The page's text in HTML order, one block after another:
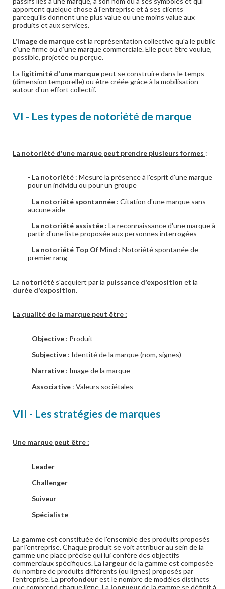
apportent quelque chose à l'entreprise et à ses clients
parcequ'ils donnent une plus value ou une moins value aux
produits et aux services.
L'image de marqueest la représentation collective qu'a le public
d'une firme ou d'une marque commerciale. Elle peut être voulue,
possible, projetée ou perçue.
La ligitimité d'une marquepeut se construire dans le temps
(dimension temporelle) ou être créée grâce à la mobilisation
autour d'un effort collectif.
VI - Les types de notoriété de marque
La notoriété d'une marque peut prendre plusieurs formes :
- La notoriété : Mesure la présence à l'esprit d'une marque
pour un individu ou pour un groupe
- La notoriété spontannée : Citation d'une marque sans
aucune aide
- La notoriété assistée : La reconnaissance d'une marque à
partir d'une liste proposée aux personnes interrogées
- La notoriété Top Of Mind : Notoriété spontanée de
premier rang
La notoriété s'acquiert par la puissance d'exposition et la
durée d'exposition.
La qualité de la marque peut être :
- Objective : Produit
- Subjective : Identité de la marque (nom, signes)
- Narrative : Image de la marque
- Associative : Valeurs sociétales
VII - Les stratégies de marques
Une marque peut être :
- Leader
- Challenger
- Suiveur
- Spécialiste
La gammeest constituée de l'ensemble des produits proposés
par l'entreprise. Chaque produit se voit attribuer au sein de la
gamme une place précise qui lui confère des objectifs
commerciaux spécifiques. La largeurde la gamme est composée
du nombre de produits différents (ou lignes) proposés par
l'entreprise. La profondeurest le nombre de modèles distincts
que comprend chaque ligne. La longueurde la gamme se définit à